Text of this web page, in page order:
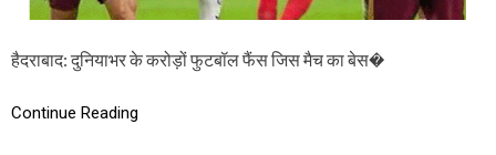
ला
:
इ
न
हैदराबाद: दुनियाभर के करोड़ों फुटबॉल फैंस जिस मैच का बेस�
Continue Reading